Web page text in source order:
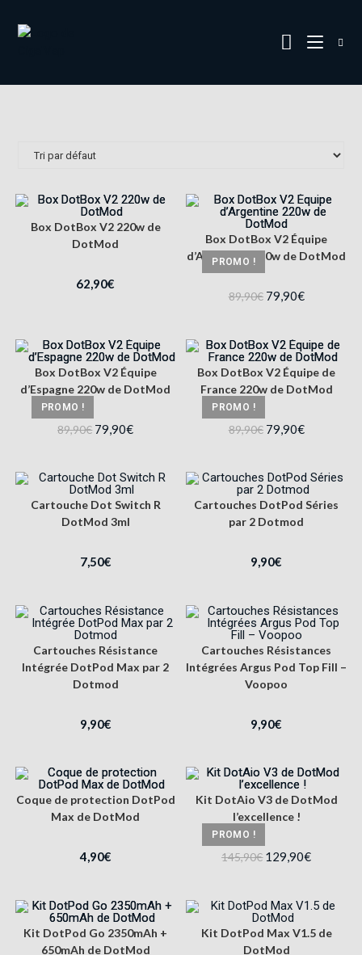
Box DotBox V2 220w de
DotMod
62,90€
PROMO !
Box DotBox V2 Équipe
d’Argentine 220w de DotMod
89,90€ 79,90€
PROMO !
Box DotBox V2 Équipe
d’Espagne 220w de DotMod
89,90€ 79,90€
PROMO !
Box DotBox V2 Équipe de
France 220w de DotMod
89,90€ 79,90€
Cartouche Dot Switch R
DotMod 3ml
7,50€
Cartouches DotPod Séries
par 2 Dotmod
9,90€
Cartouches Résistance
Intégrée DotPod Max par 2
Dotmod
9,90€
Cartouches Résistances
Intégrées Argus Pod Top Fill –
Voopoo
9,90€
Coque de protection DotPod
Max de DotMod
4,90€
PROMO !
Kit DotAio V3 de DotMod
l’excellence !
145,90€ 129,90€
Kit DotPod Go 2350mAh +
650mAh de DotMod
Kit DotPod Max V1.5 de
DotMod